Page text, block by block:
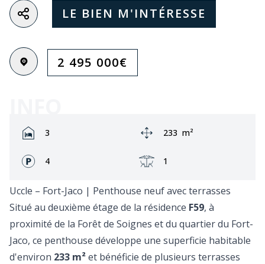
LE BIEN M'INTÉRESSE
2 495 000€
Rooms:
3 Zone:
233 m²
Façades:
4 Terrasse:
1
Uccle – Fort-Jaco | Penthouse neuf avec terrasses
Situé au deuxième étage de la résidence F59, à
proximité de la Forêt de Soignes et du quartier du Fort-
Jaco, ce penthouse développe une superficie habitable
d'environ 233 m²et bénéficie de plusieurs terrasses